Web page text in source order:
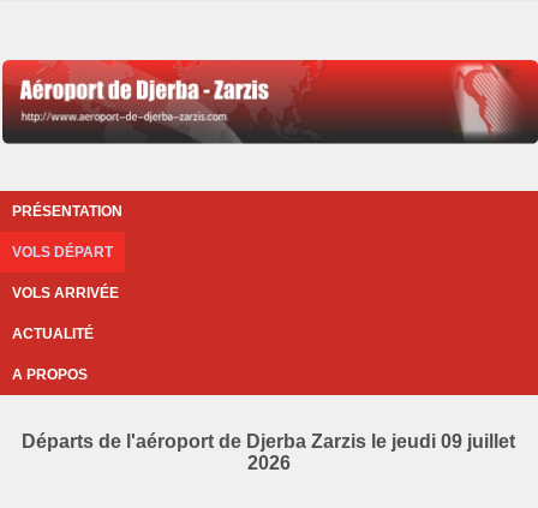
PRÉSENTATION
VOLS DÉPART
VOLS ARRIVÉE
ACTUALITÉ
A PROPOS
Départs de l'aéroport de Djerba Zarzis le jeudi 09 juillet
2026